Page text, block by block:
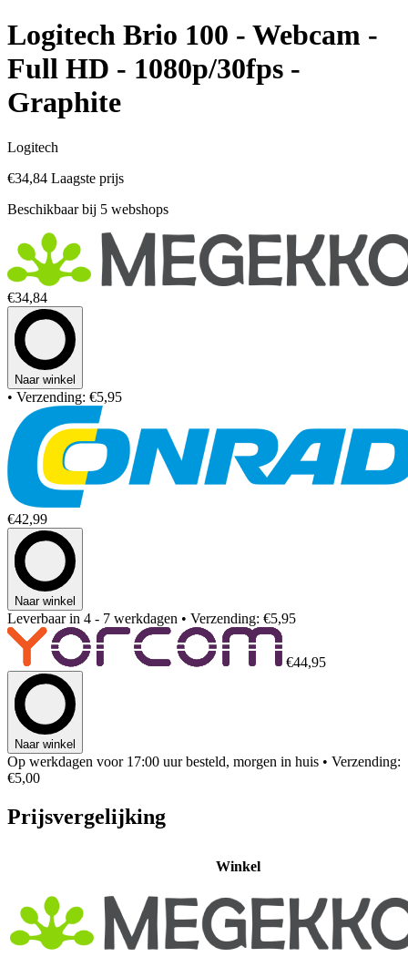
Logitech Brio 100 - Webcam -
Full HD - 1080p/30fps -
Graphite
Logitech
€34,84 Laagste prijs
Beschikbaar bij 5 webshops
€34,84
Naar winkel
• Verzending: €5,95
€42,99
Naar winkel
Leverbaar in 4 - 7 werkdagen • Verzending: €5,95
€44,95
Naar winkel
Op werkdagen voor 17:00 uur besteld, morgen in huis • Verzending:
€5,00
Prijsvergelijking
Winkel